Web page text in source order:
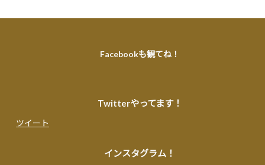
Facebookも観てね！
Twitterやってます！
ツイート
インスタグラム！